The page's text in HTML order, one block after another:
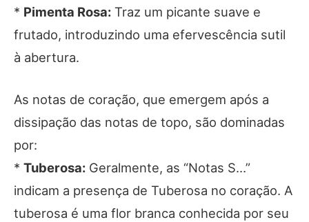
* Pimenta Rosa: Traz um picante suave e
frutado, introduzindo uma efervescência sutil
à abertura.
As notas de coração, que emergem após a
dissipação das notas de topo, são dominadas
por:
* Tuberosa: Geralmente, as “Notas S…”
indicam a presença de Tuberosa no coração. A
tuberosa é uma flor branca conhecida por seu